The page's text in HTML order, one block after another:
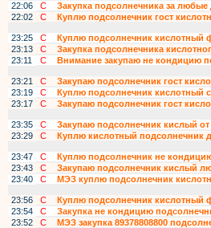
22:06
С
Закупка подсолнечника за
22:02
С
Куплю подсолнечник гост
23:25
С
Куплю подсолнечник кислотный
23:13
С
Закупка подсолнечника
23:11
С
Внимание закупаю не кондицию
23:21
С
Закупаю подсолнечник гост
23:19
С
Куплю подсолнечник кислотный
23:17
С
Закупаю подсолнечник гост
23:35
С
Закупаю подсолнечник кислый от
23:29
С
Куплю кислотный подсолнечник
23:47
С
Куплю подсолнечник не
23:43
С
Закупаю подсолнечник кислый
23:40
С
МЭЗ куплю подсолнечник
23:56
С
Куплю подсолнечник кислотный
23:54
С
Закупка не кондицию
23:52
С
МЭЗ закупка 89378808800